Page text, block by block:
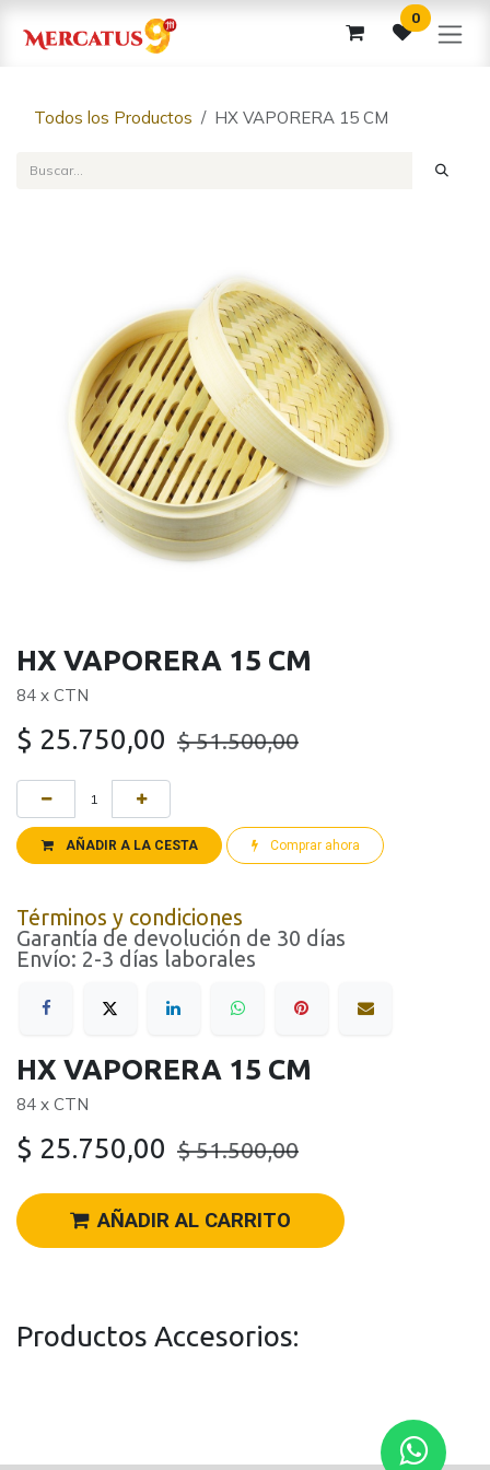
0
Todos los Productos HX VAPORERA 15 CM
HX VAPORERA 15 CM
84 x CTN
$ 25.750,00 $51.500,00
AÑADIR A LA CESTA Comprar ahora
Términos y condiciones
Garantía de devolución de 30 días
Envío: 2-3 días laborales
HX VAPORERA 15 CM
84 x CTN
$ 25.750,00 $51.500,00
AÑADIR AL CARRITO
Productos Accesorios: